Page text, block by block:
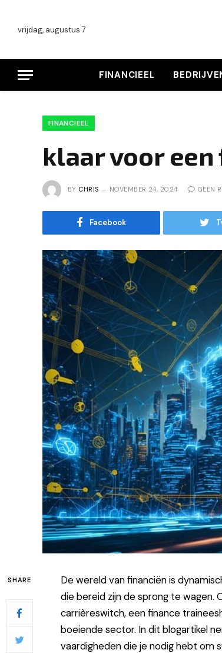
vrijdag, augustus 7
FINANCIEEL
FINANCIEEL
klaar voor
BY CHRIS NOVEMBER 24, 2024 GEEN
Facebook
SHARE
De wereld van financiën is
die bereid zijn de sprong te
carrièreswitch, een finance
boeiende sector. In dit blogartikel
vaardigheden die je nodig hebt om